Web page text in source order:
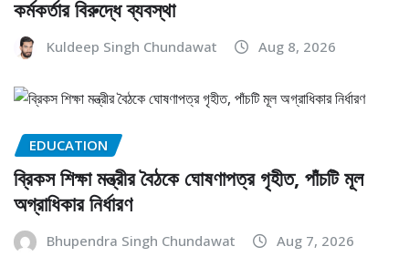
কর্মকর্তার বিরুদ্ধে ব্যবস্থা
Kuldeep Singh Chundawat Aug 8, 2026
EDUCATION
ব্রিকস শিক্ষা মন্ত্রীর বৈঠকে ঘোষণাপত্র গৃহীত, পাঁচটি মূল
অগ্রাধিকার নির্ধারণ
Bhupendra Singh Chundawat Aug 7, 2026